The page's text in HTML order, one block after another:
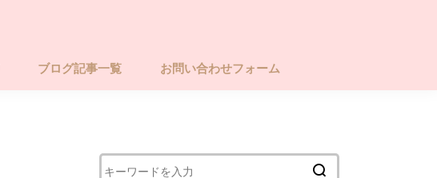
ブログ記事一覧 お問い合わせフォーム